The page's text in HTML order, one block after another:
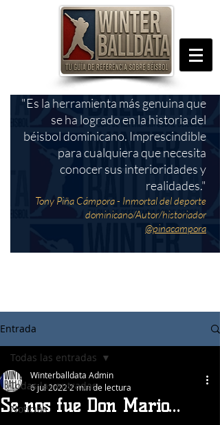
"Es la herramienta más genuina que
se ha logrado en la historia del
béisbol dominicano. Imprescindible
para cualquiera que necesita
conocer sus interioridades y
realidades."
Tony Piña Cámpora - Inmortal del deporte
dominicano/Autor/historiador
@pinacampora
Entrada
Todas las entradas
Noticias
Todas las entradas
Se nos fue Don Mario...
Winterballdata Admin
6 jul 2022 2 min de lectura